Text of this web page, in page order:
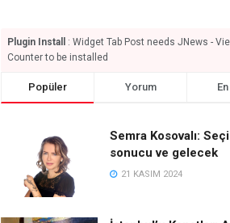
Plugin Install
: Widget Tab Post needs JNews -
Counter to be installed
Popüler Yorum
Semra Kosovalı:
sonucu ve gelecek
21 KASIM 2024